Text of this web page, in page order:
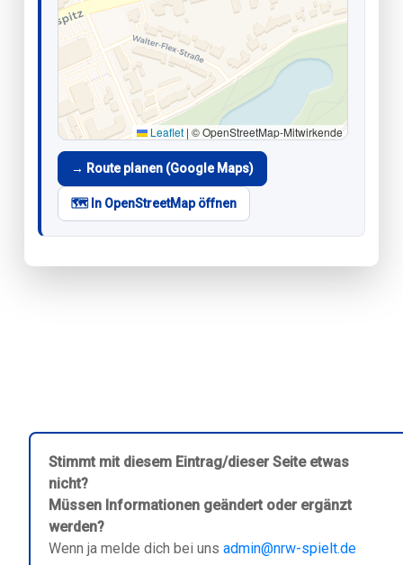
Leaflet | © OpenStreetMap-Mitwirkende
→ Route planen (Google Maps)
🗺️ In OpenStreetMap öffnen
Stimmt mit diesem Eintrag/dieser Seite etwas
nicht?
Müssen Informationen geändert oder ergänzt
werden?
Wenn ja melde dich bei uns admin@nrw-spielt.de